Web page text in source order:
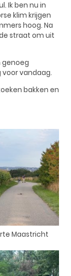
Ik ben nu in
klim krijgen
hoog. Na
straat om uit
genoeg
vandaag.
bakken en
Maastricht